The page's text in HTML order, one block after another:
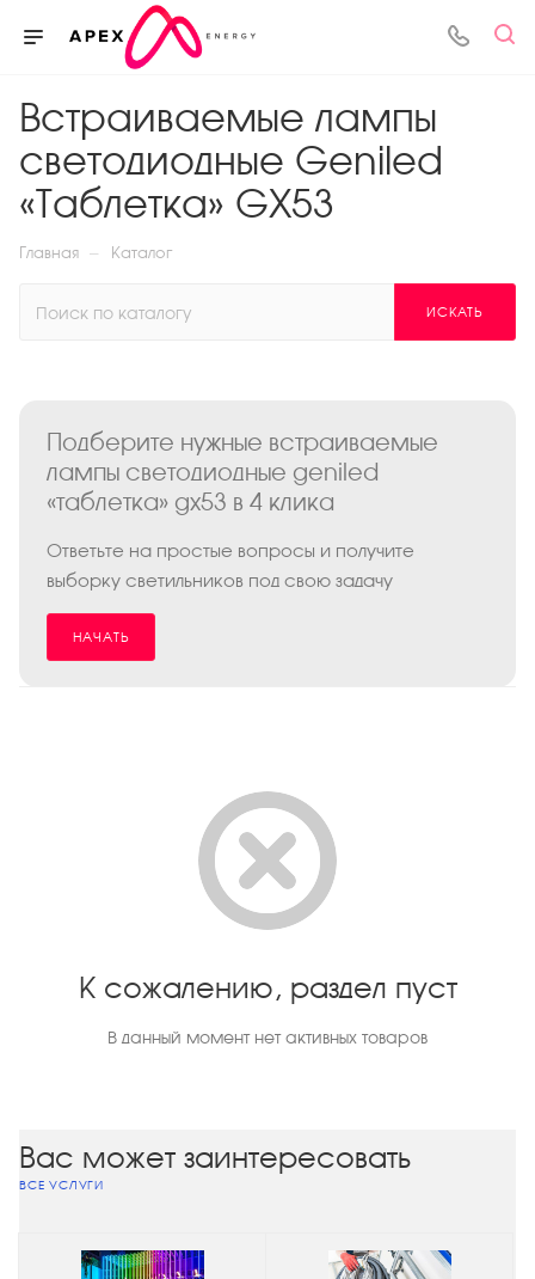
Встраиваемые лампы
светодиодные Geniled
«Таблетка» GX53
Главная — Каталог
ИСКАТЬ
Подберите нужные встраиваемые
лампы светодиодные geniled
«таблетка» gx53 в 4 клика
Ответьте на простые вопросы и получите
выборку светильников под свою задачу
НАЧАТЬ
К сожалению, раздел пуст
В данный момент нет активных товаров
Вас может заинтересовать
ВСЕ УСЛУГИ